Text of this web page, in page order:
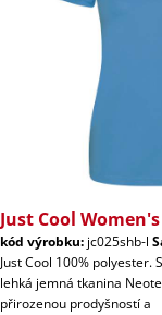
Just Cool
kód výrobku: jc025shb-l
Just Cool 100% polyester.
lehká jemná tkanina
přirozenou prodyšností a